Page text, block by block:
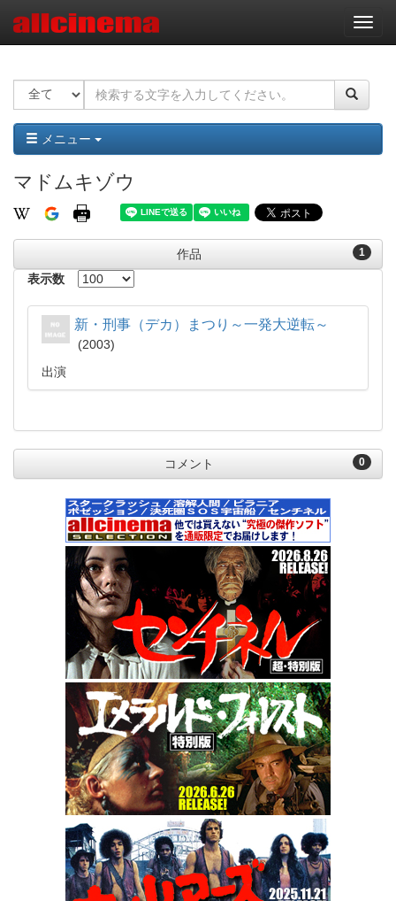
ナ
ビ
ー
ョ
ン
メニュー
マドムキゾウ
1
作品
表示数
新・刑事（デカ）まつり～一発大逆転～
2003
出演
0
コメント